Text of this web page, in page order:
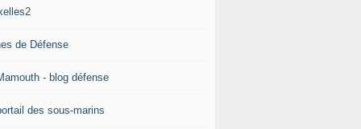
de Défense
- blog défense
des sous-marins